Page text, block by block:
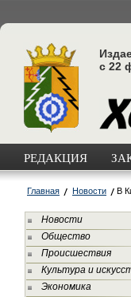
с 22
РЕДАКЦИЯ
Главная Новости В
Новости
Общество
Происшествия
Культура и
Экономика